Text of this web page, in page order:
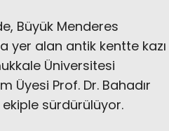
Büyük Menderes
yer alan antik kentte kazı
Üniversitesi
Üyesi Prof. Dr. Bahadır
ekiple sürdürülüyor.